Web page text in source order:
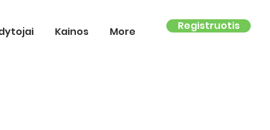
Kainos More Registruotis